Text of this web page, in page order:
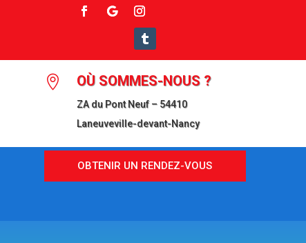
 OÙ SOMMES-NOUS ?
ZA du Pont Neuf – 54410
Laneuveville-devant-Nancy
OBTENIR UN RENDEZ-VOUS